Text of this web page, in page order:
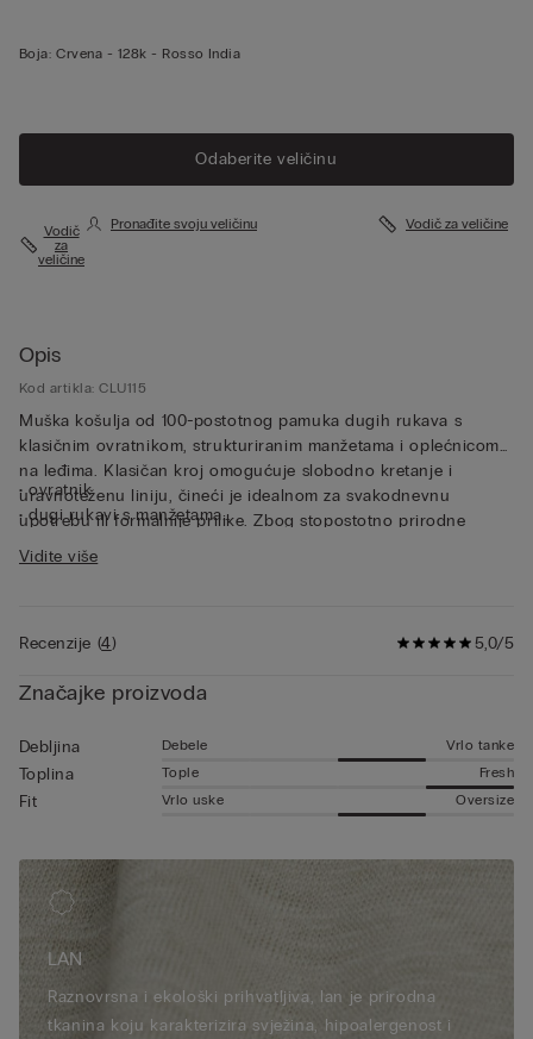
Boja: Crvena - 128k - Rosso India
Odaberite veličinu
Vodič
za
veličine
Pronađite svoju veličinu Vodič za veličine
Opis
Kod artikla: CLU115
Muška košulja od 100-postotnog pamuka dugih rukava s
klasičnim ovratnikom, strukturiranim manžetama i oplećnicom
na leđima. Klasičan kroj omogućuje slobodno kretanje i
uravnoteženu liniju, čineći je idealnom za svakodnevnu
upotrebu ili formalnije prilike. Zbog stopostotno prirodne
tkanine ova je lanena košulja dugih rukava iznimno prozračna
te posjeduje termoregulacijska svojstva, što je čini savršenom
• ovratnik
• dugi rukavi s manžetama
• model je visok 185 cm i nosi veličinu L
Vidite više
5,0/5
Recenzije (4)
Značajke proizvoda
Debljina Debele Vrlo tanke
Toplina Tople Fresh
Fit Vrlo uske Oversize
LAN
Raznovrsna i ekološki prihvatljiva, lan je prirodna
tkanina koju karakterizira svježina, hipoalergenost i